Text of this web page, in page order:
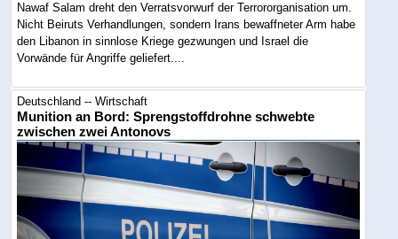
Nawaf Salam dreht den Verratsvorwurf der Terrororganisation um.
Nicht Beiruts Verhandlungen, sondern Irans bewaffneter Arm habe
den Libanon in sinnlose Kriege gezwungen und Israel die
Vorwände für Angriffe geliefert....
Deutschland -- Wirtschaft
Munition an Bord: Sprengstoffdrohne schwebte
zwischen zwei Antonovs